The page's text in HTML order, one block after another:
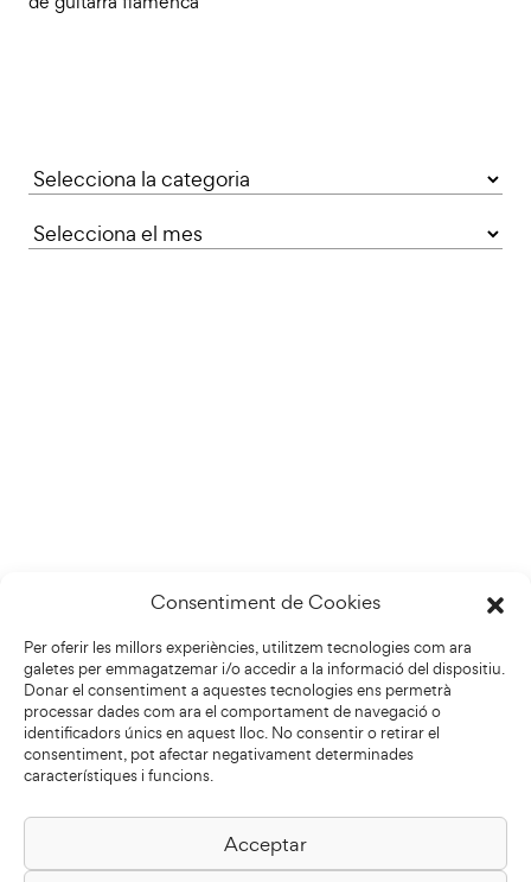
Consentiment de Cookies
Per oferir les millors experiències, utilitzem tecnologies com ara
galetes per emmagatzemar i/o accedir a la informació del dispositiu.
Donar el consentiment a aquestes tecnologies ens permetrà
processar dades com ara el comportament de navegació o
identificadors únics en aquest lloc. No consentir o retirar el
consentiment, pot afectar negativament determinades
característiques i funcions.
Acceptar
Categories
Biblioteca Pilarin Bayés